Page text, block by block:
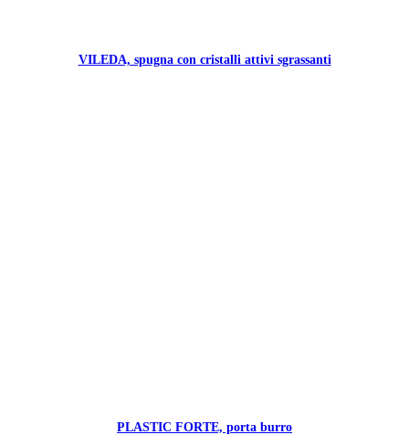
VILEDA, spugna con cristalli attivi sgrassanti
PLASTIC FORTE, porta burro